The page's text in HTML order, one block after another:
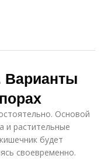
Варианты
Основой
и растительные
будет
своевременно.